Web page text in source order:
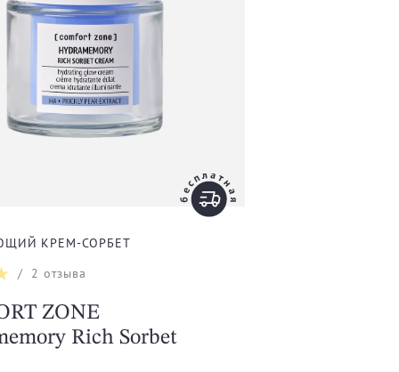
КРЕМ-СОРБЕТ
/ 2 отзыва
ZONE
Rich Sorbet